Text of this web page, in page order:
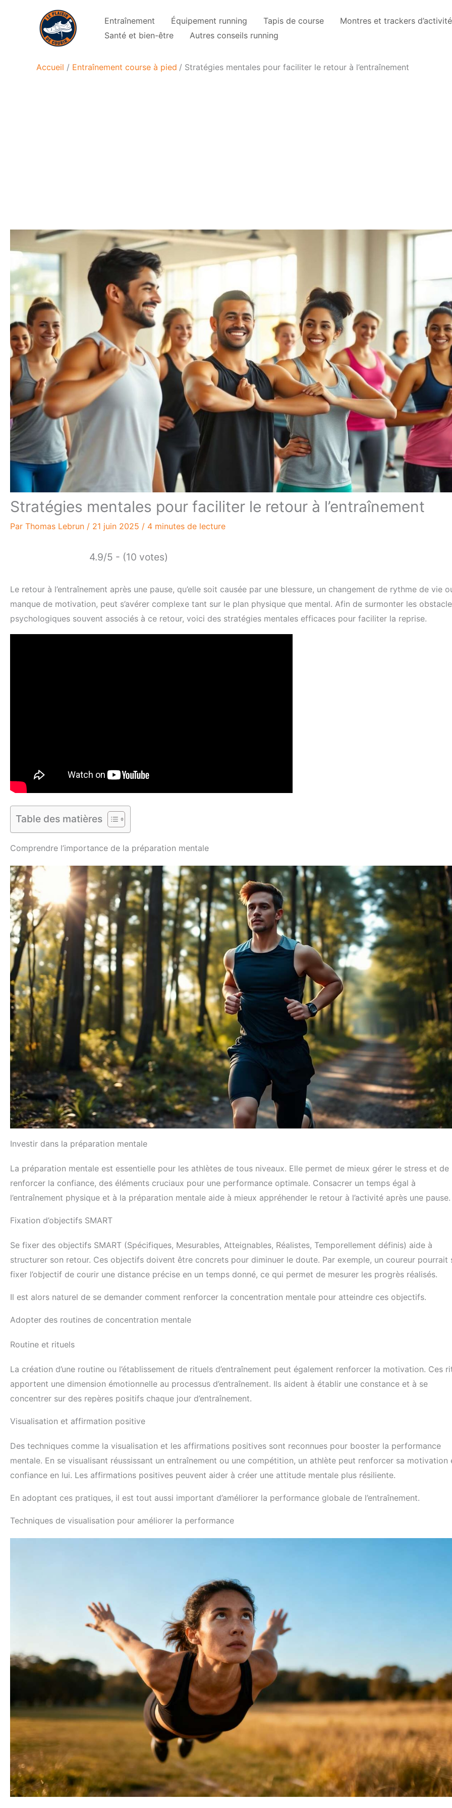
Entraînement Équipement running Tapis de course
Montres et trackers d’activité
Santé et bien-être
Autres conseils running
Accueil Entraînement course à pied Stratégies mentales pour faciliter le retour à l’entraînement
Stratégies mentales pour faciliter le retour à l’entraînement
Par Thomas Lebrun / 21 juin 2025 / 4 minutes de lecture
4.9/5 - (10 votes)
Le retour à l’entraînement après une pause, qu’elle soit causée par une blessure, un changement de rythme de vie
manque de motivation, peut s’avérer complexe tant sur le plan physique que mental. Afin de surmonter les
psychologiques souvent associés à ce retour, voici des stratégies mentales efficaces pour faciliter la reprise.
Table des matières
Comprendre l’importance de la préparation mentale
Investir dans la préparation mentale
La préparation mentale est essentielle pour les athlètes de tous niveaux. Elle permet de mieux gérer le stress et de
renforcer la confiance, des éléments cruciaux pour une performance optimale. Consacrer un temps égal à
l’entraînement physique et à la préparation mentale aide à mieux appréhender le retour à l’activité après une pause.
Fixation d’objectifs SMART
Se fixer des objectifs SMART (Spécifiques, Mesurables, Atteignables, Réalistes, Temporellement définis) aide à
structurer son retour. Ces objectifs doivent être concrets pour diminuer le doute. Par exemple, un coureur pourrait
fixer l’objectif de courir une distance précise en un temps donné, ce qui permet de mesurer les progrès réalisés.
Il est alors naturel de se demander comment renforcer la concentration mentale pour atteindre ces objectifs.
Adopter des routines de concentration mentale
Routine et rituels
La création d’une routine ou l’établissement de rituels d’entraînement peut également renforcer la motivation. Ces
apportent une dimension émotionnelle au processus d’entraînement. Ils aident à établir une constance et à se
concentrer sur des repères positifs chaque jour d’entraînement.
Visualisation et affirmation positive
Des techniques comme la visualisation et les affirmations positives sont reconnues pour booster la performance
mentale. En se visualisant réussissant un entraînement ou une compétition, un athlète peut renforcer sa motivation
confiance en lui. Les affirmations positives peuvent aider à créer une attitude mentale plus résiliente.
En adoptant ces pratiques, il est tout aussi important d’améliorer la performance globale de l’entraînement.
Techniques de visualisation pour améliorer la performance